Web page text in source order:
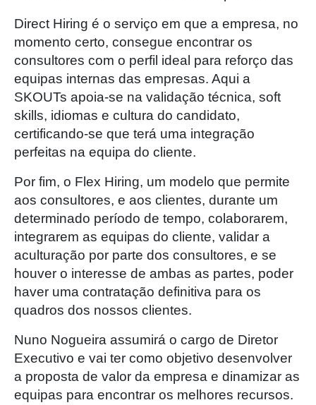
Direct Hiring é o serviço em que a empresa, no
momento certo, consegue encontrar os
consultores com o perfil ideal para reforço das
equipas internas das empresas. Aqui a
SKOUTs apoia-se na validação técnica, soft
skills, idiomas e cultura do candidato,
certificando-se que terá uma integração
perfeitas na equipa do cliente.
Por fim, o Flex Hiring, um modelo que permite
aos consultores, e aos clientes, durante um
determinado período de tempo, colaborarem,
integrarem as equipas do cliente, validar a
aculturação por parte dos consultores, e se
houver o interesse de ambas as partes, poder
haver uma contratação definitiva para os
quadros dos nossos clientes.
Nuno Nogueira assumirá o cargo de Diretor
Executivo e vai ter como objetivo desenvolver
a proposta de valor da empresa e dinamizar as
equipas para encontrar os melhores recursos.